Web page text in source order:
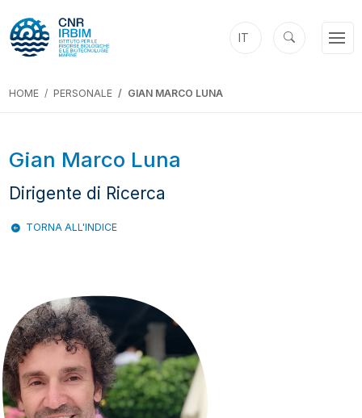
IT
HOME PERSONALE GIAN MARCO LUNA
Gian Marco Luna
Dirigente di Ricerca
TORNA ALL'INDICE